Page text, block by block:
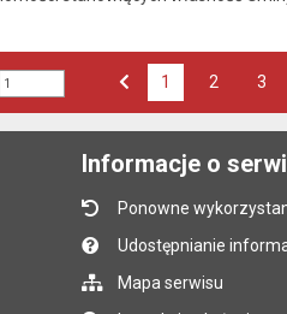
1 2 3
Informacje o
Ponowne
Udostępnianie
Mapa serwisu